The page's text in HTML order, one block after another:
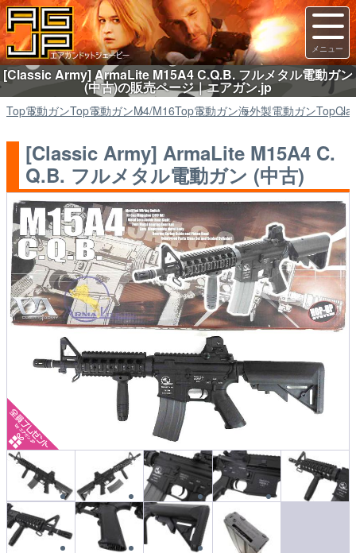
[Classic Army] ArmaLite M15A4 C.Q.B. フルメタル電動ガン
(中古)の販売ページ｜エアガン.jp
Top電動ガンTop電動ガンM4/M16Top電動ガン海外製電動ガンTop
[Classic Army] ArmaLite M15A4 C.
Q.B. フルメタル電動ガン (中古)